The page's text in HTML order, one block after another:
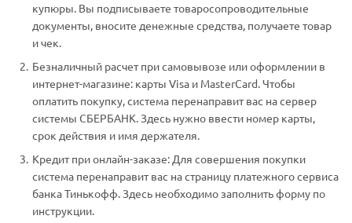
купюры. Вы подписываете товаросопроводительные
документы, вносите денежные средства, получаете товар
и чек.
Безналичный расчет при самовывозе или оформлении в
интернет-магазине: карты Visa и MasterCard. Чтобы
оплатить покупку, система перенаправит вас на сервер
системы СБЕРБАНК. Здесь нужно ввести номер карты,
срок действия и имя держателя.
Кредит при онлайн-заказе: Для совершения покупки
система перенаправит вас на страницу платежного сервиса
банка Тинькофф. Здесь необходимо заполнить форму по
инструкции.